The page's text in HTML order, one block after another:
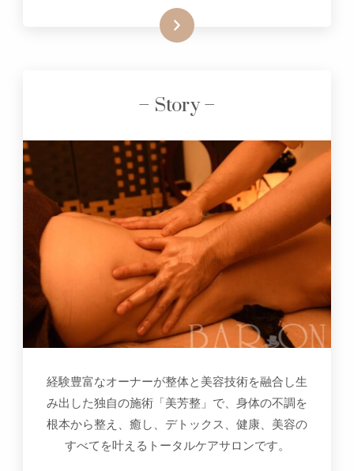
詳細はこちらをクリック
– Story –
経験豊富なオーナーが整体と美容技術を融合し生
み出した独自の施術「美芳整」で、身体の不調を
根本から整え、癒し、デトックス、健康、美容の
すべてを叶えるトータルケアサロンです。